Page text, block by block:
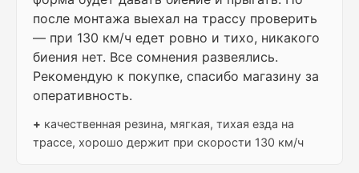
после монтажа выехал на трассу проверить
— при 130 км/ч едет ровно и тихо, никакого
биения нет. Все сомнения развеялись.
Рекомендую к покупке, спасибо магазину за
оперативность.
+ качественная резина, мягкая, тихая езда на
трассе, хорошо держит при скорости 130 км/ч